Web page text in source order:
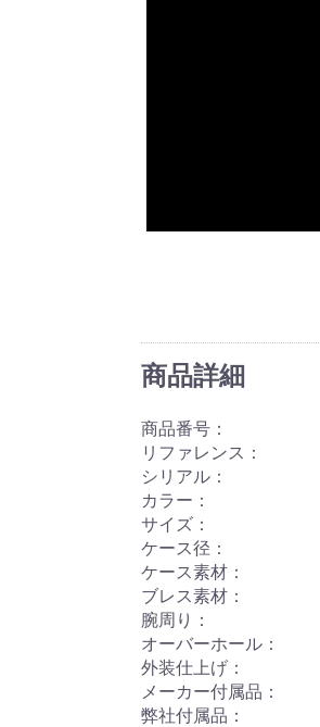
商品詳細
商品番号：
リファレンス：
シリアル：
カラー：
サイズ：
ケース径：
ケース素材：
ブレス素材：
腕周り：
オーバーホール：
外装仕上げ：
メーカー付属品：
弊社付属品：